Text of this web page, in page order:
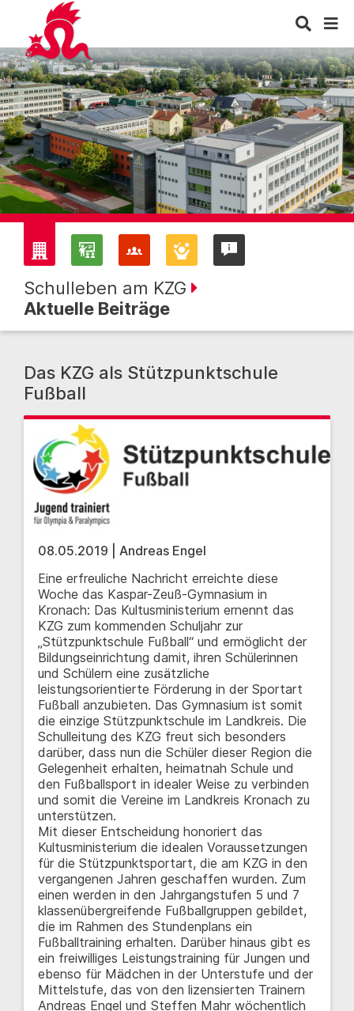
Schulleben am KZG
Aktuelle Beiträge
Das KZG als Stützpunktschule
Fußball
08.05.2019 | Andreas Engel
Eine erfreuliche Nachricht erreichte diese
Woche das Kaspar-Zeuß-Gymnasium in
Kronach: Das Kultusministerium ernennt das
KZG zum kommenden Schuljahr zur
„Stützpunktschule Fußball“ und ermöglicht der
Bildungseinrichtung damit, ihren Schülerinnen
und Schülern eine zusätzliche
leistungsorientierte Förderung in der Sportart
Fußball anzubieten. Das Gymnasium ist somit
die einzige Stützpunktschule im Landkreis. Die
Schulleitung des KZG freut sich besonders
darüber, dass nun die Schüler dieser Region die
Gelegenheit erhalten, heimatnah Schule und
den Fußballsport in idealer Weise zu verbinden
und somit die Vereine im Landkreis Kronach zu
unterstützen.
Mit dieser Entscheidung honoriert das
Kultusministerium die idealen Voraussetzungen
für die Stützpunktsportart, die am KZG in den
vergangenen Jahren geschaffen wurden. Zum
einen werden in den Jahrgangstufen 5 und 7
klassenübergreifende Fußballgruppen gebildet,
die im Rahmen des Stundenplans ein
Fußballtraining erhalten. Darüber hinaus gibt es
ein freiwilliges Leistungstraining für Jungen und
ebenso für Mädchen in der Unterstufe und der
Mittelstufe, das von den lizensierten Trainern
Andreas Engel und Steffen Mahr wöchentlich